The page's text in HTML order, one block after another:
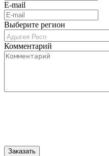
E-mail
Выберите регион
Комментарий